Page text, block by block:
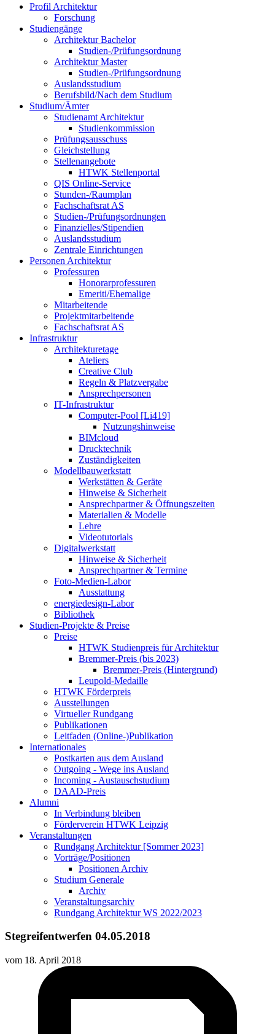
Profil Architektur
Forschung
Studiengänge
Architektur Bachelor
Studien-/Prüfungsordnung
Architektur Master
Studien-/Prüfungsordnung
Auslandsstudium
Berufsbild/Nach dem Studium
Studium/Ämter
Studienamt Architektur
Studienkommission
Prüfungsausschuss
Gleichstellung
Stellenangebote
HTWK Stellenportal
QIS Online-Service
Stunden-/Raumplan
Fachschaftsrat AS
Studien-/Prüfungsordnungen
Finanzielles/Stipendien
Auslandsstudium
Zentrale Einrichtungen
Personen Architektur
Professuren
Honorarprofessuren
Emeriti/Ehemalige
Mitarbeitende
Projektmitarbeitende
Fachschaftsrat AS
Infrastruktur
Architekturetage
Ateliers
Creative Club
Regeln & Platzvergabe
Ansprechpersonen
IT-Infrastruktur
Computer-Pool [Li419]
Nutzungshinweise
BIMcloud
Drucktechnik
Zuständigkeiten
Modellbauwerkstatt
Werkstätten & Geräte
Hinweise & Sicherheit
Ansprechpartner & Öffnungszeiten
Materialien & Modelle
Lehre
Videotutorials
Digitalwerkstatt
Hinweise & Sicherheit
Ansprechpartner & Termine
Foto-Medien-Labor
Ausstattung
energiedesign-Labor
Bibliothek
Studien-Projekte & Preise
Preise
HTWK Studienpreis für Architektur
Bremmer-Preis (bis 2023)
Bremmer-Preis (Hintergrund)
Leupold-Medaille
HTWK Förderpreis
Ausstellungen
Virtueller Rundgang
Publikationen
Leitfaden (Online-)Publikation
Internationales
Postkarten aus dem Ausland
Outgoing - Wege ins Ausland
Incoming - Austauschstudium
DAAD-Preis
Alumni
In Verbindung bleiben
Förderverein HTWK Leipzig
Veranstaltungen
Rundgang Architektur [Sommer 2023]
Vorträge/Positionen
Positionen Archiv
Studium Generale
Archiv
Veranstaltungsarchiv
Rundgang Architektur WS 2022/2023
Stegreifentwerfen 04.05.2018
vom 18. April 2018